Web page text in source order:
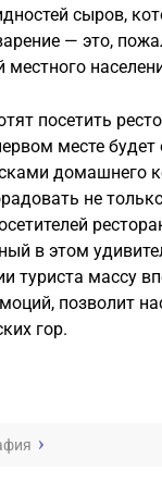
сыров,
— это,
местного
посетить
месте будет
домашнего
не
в этом
туриста массу
позволит
гор.